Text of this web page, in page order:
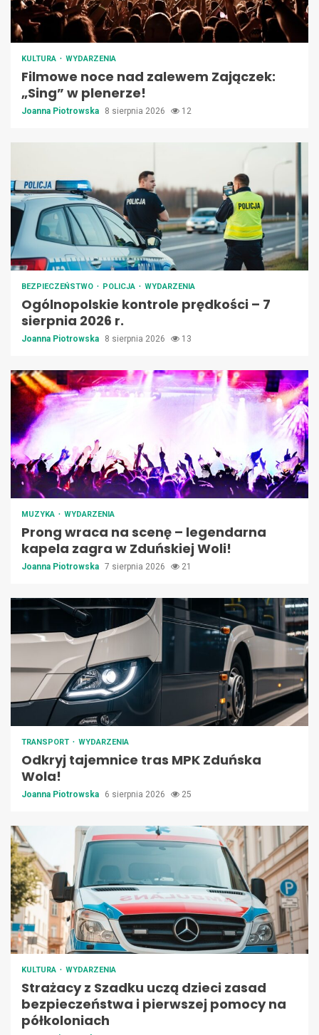
KULTURA WYDARZENIA
Filmowe noce nad zalewem Zajączek:
„Sing” w plenerze!
Joanna Piotrowska 8 sierpnia 2026 12
BEZPIECZEŃSTWO POLICJA WYDARZENIA
Ogólnopolskie kontrole prędkości – 7
sierpnia 2026 r.
Joanna Piotrowska 8 sierpnia 2026 13
MUZYKA WYDARZENIA
Prong wraca na scenę – legendarna
kapela zagra w Zduńskiej Woli!
Joanna Piotrowska 7 sierpnia 2026 21
TRANSPORT WYDARZENIA
Odkryj tajemnice tras MPK Zduńska
Wola!
Joanna Piotrowska 6 sierpnia 2026 25
KULTURA WYDARZENIA
Strażacy z Szadku uczą dzieci zasad
bezpieczeństwa i pierwszej pomocy na
półkoloniach